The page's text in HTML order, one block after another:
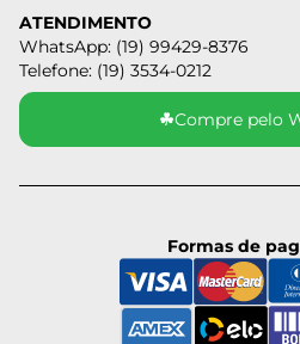
ATENDIMENTO
WhatsApp: (19) 99429-8376
Telefone: (19) 3534-0212
☘Compre pelo
Formas de